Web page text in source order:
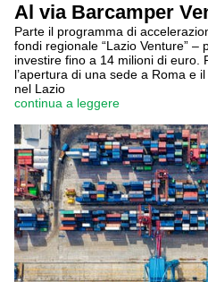
Al via Barcamper
Parte il programma di
fondi regionale “Lazio Venture”
investire fino a 14 milioni di euro.
l’apertura di una sede a Roma e
nel Lazio
continua a leggere